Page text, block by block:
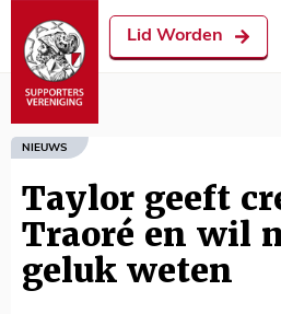
Lid Worden
NIEUWS
Taylor geeft
Traoré en wil
geluk weten